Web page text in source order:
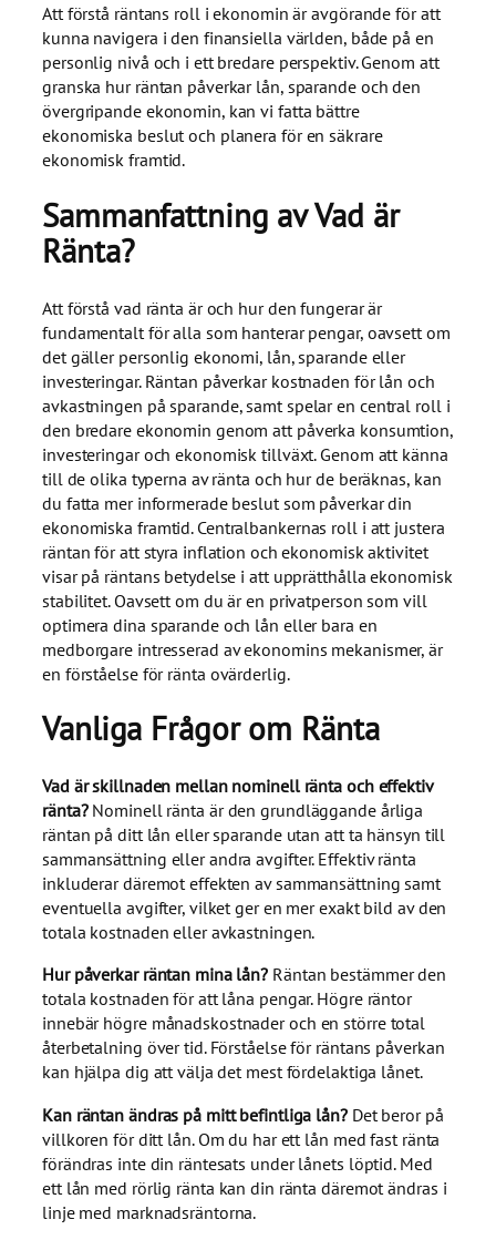
Att förstå räntans roll i ekonomin är avgörande för att
kunna navigera i den finansiella världen, både på en
personlig nivå och i ett bredare perspektiv. Genom att
granska hur räntan påverkar lån, sparande och den
övergripande ekonomin, kan vi fatta bättre
ekonomiska beslut och planera för en säkrare
ekonomisk framtid.
Sammanfattning av Vad är
Ränta?
Att förstå vad ränta är och hur den fungerar är
fundamentalt för alla som hanterar pengar, oavsett om
det gäller personlig ekonomi, lån, sparande eller
investeringar. Räntan påverkar kostnaden för lån och
avkastningen på sparande, samt spelar en central roll i
den bredare ekonomin genom att påverka konsumtion,
investeringar och ekonomisk tillväxt. Genom att känna
till de olika typerna av ränta och hur de beräknas, kan
du fatta mer informerade beslut som påverkar din
ekonomiska framtid. Centralbankernas roll i att justera
räntan för att styra inflation och ekonomisk aktivitet
visar på räntans betydelse i att upprätthålla ekonomisk
stabilitet. Oavsett om du är en privatperson som vill
optimera dina sparande och lån eller bara en
medborgare intresserad av ekonomins mekanismer, är
en förståelse för ränta ovärderlig.
Vanliga Frågor om Ränta
Vad är skillnaden mellan nominell ränta och effektiv
ränta?Nominell ränta är den grundläggande årliga
räntan på ditt lån eller sparande utan att ta hänsyn till
sammansättning eller andra avgifter. Effektiv ränta
inkluderar däremot effekten av sammansättning samt
eventuella avgifter, vilket ger en mer exakt bild av den
totala kostnaden eller avkastningen.
Hur påverkar räntan mina lån? Räntan bestämmer den
totala kostnaden för att låna pengar. Högre räntor
innebär högre månadskostnader och en större total
återbetalning över tid. Förståelse för räntans påverkan
kan hjälpa dig att välja det mest fördelaktiga lånet.
Kan räntan ändras på mitt befintliga lån?Det beror på
villkoren för ditt lån. Om du har ett lån med fast ränta
förändras inte din räntesats under lånets löptid. Med
ett lån med rörlig ränta kan din ränta däremot ändras i
linje med marknadsräntorna.